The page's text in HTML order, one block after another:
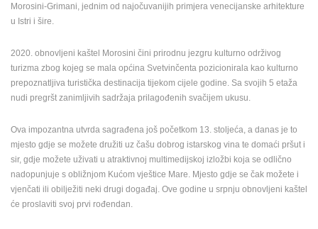
WEB
KAMERE
USE
PRIVACY
POLICY
HRVATSKI
Morosini-Grimani, jednim od najočuvanijih primjera venecijanske arhitekture
u Istri i šire.
2020. obnovljeni kaštel Morosini čini prirodnu jezgru kulturno održivog
turizma zbog kojeg se mala općina Svetvinčenta pozicionirala kao kulturno
prepoznatljiva turistička destinacija tijekom cijele godine. Sa svojih 5 etaža
nudi pregršt zanimljivih sadržaja prilagođenih svačijem ukusu.
Ova impozantna utvrda sagrađena još početkom 13. stoljeća, a danas je to
mjesto gdje se možete družiti uz čašu dobrog istarskog vina te domaći pršut i
sir, gdje možete uživati u atraktivnoj multimedijskoj izložbi koja se odlično
nadopunjuje s obližnjom Kućom vještice Mare. Mjesto gdje se čak možete i
vjenčati ili obilježiti neki drugi događaj. Ove godine u srpnju obnovljeni kaštel
će proslaviti svoj prvi rođendan.